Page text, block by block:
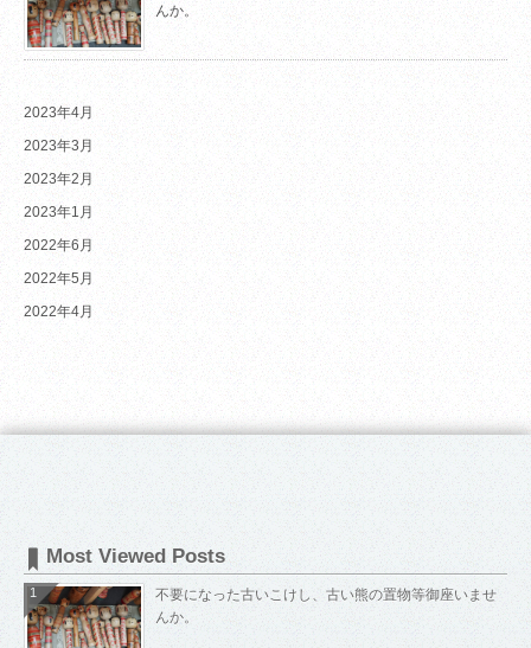
んか。
2023年4月
2023年3月
2023年2月
2023年1月
2022年6月
2022年5月
2022年4月
Most Viewed Posts
不要になった古いこけし、古い熊の置物等御座いませ
んか。
1